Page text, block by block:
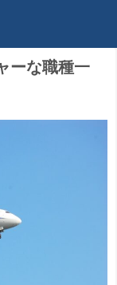
ーな職種一